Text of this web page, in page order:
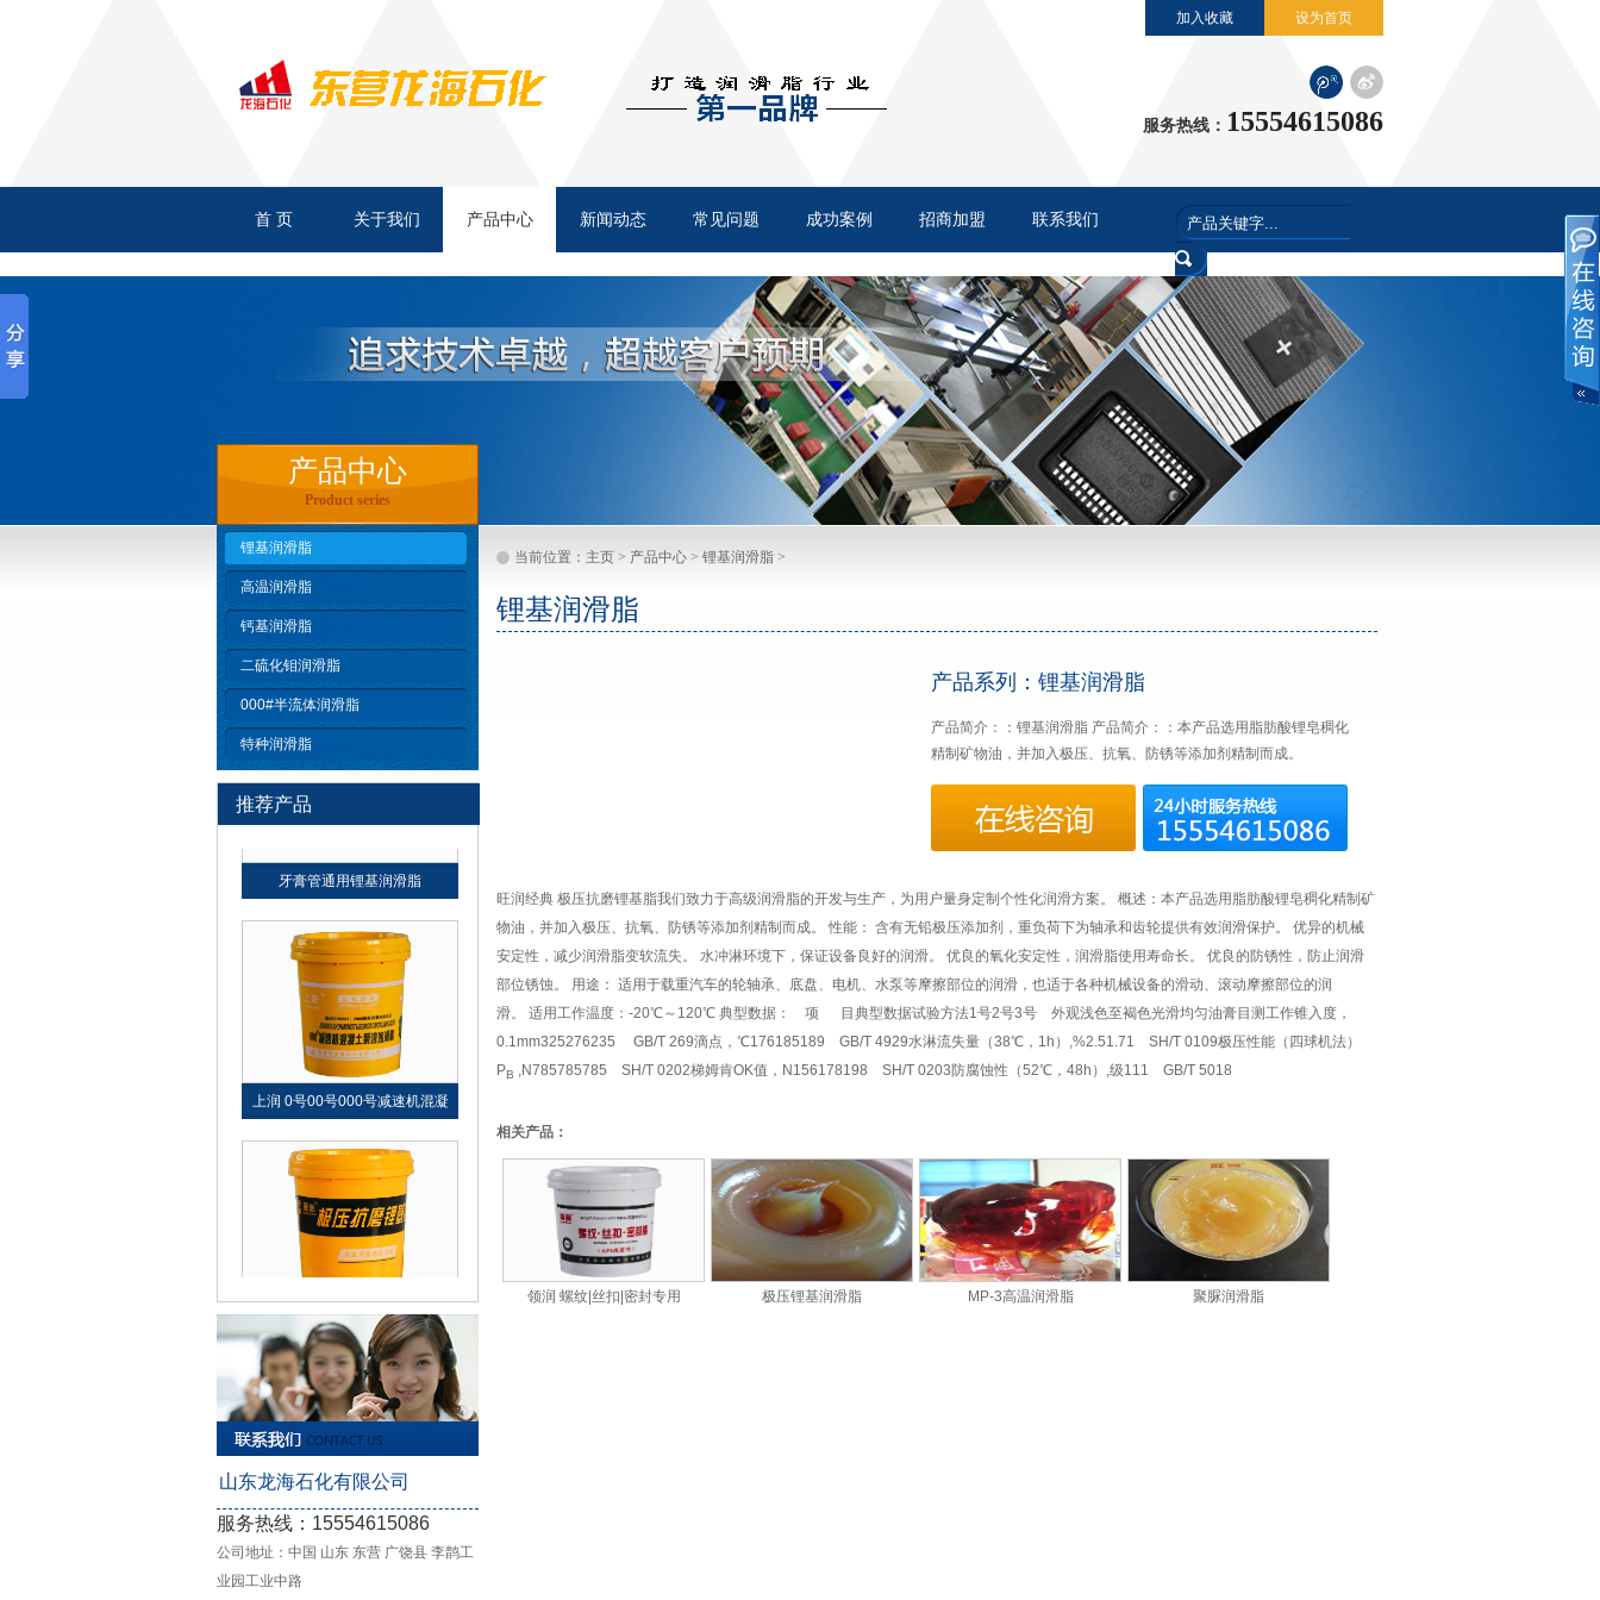
加入收藏 设为首页
服务热线： 15554615086
首 页 关于我们 产品中心 新闻动态 常见问题 成功案例 招商加盟 联系我们
产品中心
Product series
锂基润滑脂
高温润滑脂
钙基润滑脂
二硫化钼润滑脂
000#半流体润滑脂
特种润滑脂
推荐产品
上润 通用锂基脂
旺润 二硫化钼锂基专用润滑
领润 轧辊轴承通用润滑脂
牙膏管通用锂基润滑脂
上润 0号00号000号减速机混凝
旺润经典 极压抗磨锂基脂
领润 螺纹|丝扣|密封专用脂
山东龙海石化有限公司
服务热线：15554615086
公司地址：中国 山东 东营 广饶县 李鹊工
业园工业中路
当前位置： 主页 > 产品中心 > 锂基润滑脂 >
锂基润滑脂
产品系列：锂基润滑脂
产品简介：：锂基润滑脂 产品简介：：本产品选用脂肪酸锂皂稠化
精制矿物油，并加入极压、抗氧、防锈等添加剂精制而成。
旺润经典 极压抗磨锂基脂我们致力于高级润滑脂的开发与生产，为用户量身定制个性化润滑方案。 概述：本产品选用脂肪酸锂皂稠化精制矿
物油，并加入极压、抗氧、防锈等添加剂精制而成。 性能： 含有无铅极压添加剂，重负荷下为轴承和齿轮提供有效润滑保护。 优异的机械
安定性，减少润滑脂变软流失。 水冲淋环境下，保证设备良好的润滑。 优良的氧化安定性，润滑脂使用寿命长。 优良的防锈性，防止润滑
部位锈蚀。 用途： 适用于载重汽车的轮轴承、底盘、电机、水泵等摩擦部位的润滑，也适于各种机械设备的滑动、滚动摩擦部位的润
滑。 适用工作温度：-20℃～120℃ 典型数据： 项 目典型数据试验方法1号2号3号 外观浅色至褐色光滑均匀油膏目测工作锥入度，
0.1mm325276235 GB/T 269滴点，℃176185189 GB/T 4929水淋流失量（38℃，1h）,%2.51.71 SH/T 0109极压性能（四球机法）
PB ,N785785785 SH/T 0202梯姆肯OK值，N156178198 SH/T 0203防腐蚀性（52℃，48h）,级111 GB/T 5018
相关产品：
领润 螺纹|丝扣|密封专用 极压锂基润滑脂 MP-3高温润滑脂 聚脲润滑脂